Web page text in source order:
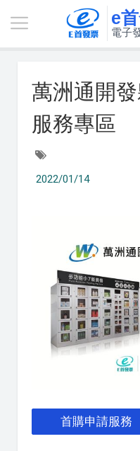
e
電子
萬洲通開
服務專區
2022/01/14
首購申請服務